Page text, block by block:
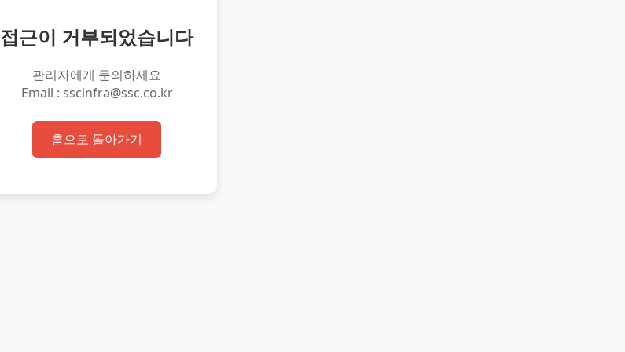
접근이 거부되었습니다
관리자에게 문의하세요
Email : sscinfra@ssc.co.kr
홈으로 돌아가기